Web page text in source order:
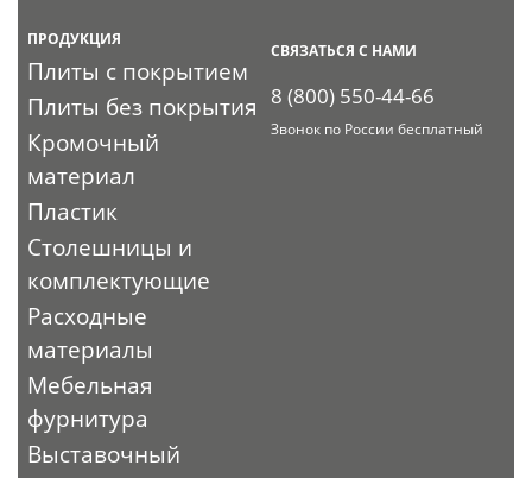
ПРОДУКЦИЯ
Плиты с покрытием
Плиты без покрытия
Кромочный
материал
Пластик
Столешницы и
комплектующие
Расходные
материалы
Мебельная
фурнитура
Выставочный
СВЯЗАТЬСЯ С НАМИ
8 (800) 550-44-66
Звонок по России бесплатный